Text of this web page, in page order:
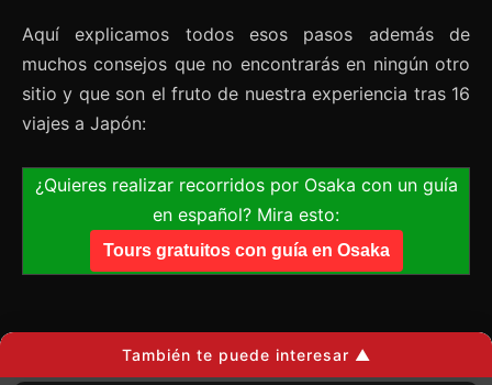
Aquí explicamos todos esos pasos además de
muchos consejos que no encontrarás en ningún otro
sitio y que son el fruto de nuestra experiencia tras 16
viajes a Japón:
¿Quieres realizar recorridos por Osaka con un guía
en español? Mira esto:
Tours gratuitos con guía en Osaka
También te puede interesar ▲